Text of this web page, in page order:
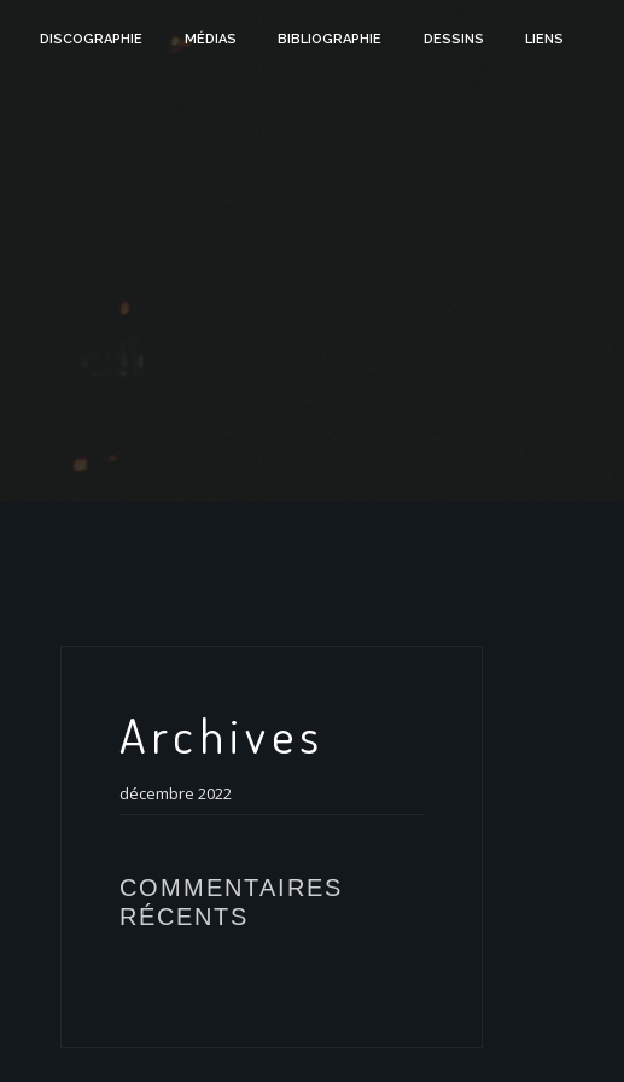
DISCOGRAPHIE MÉDIAS BIBLIOGRAPHIE DESSINS LIENS
Archives
décembre 2022
COMMENTAIRES
RÉCENTS